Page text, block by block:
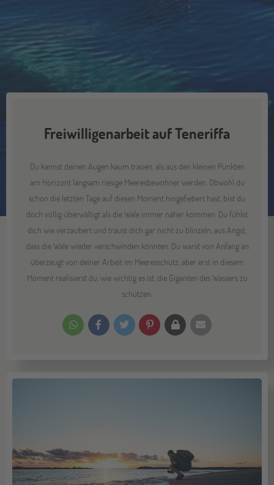
Freiwilligenarbeit auf Teneriffa
Du kannst deinen Augen kaum trauen, als aus den kleinen Punkten
am Horizont langsam riesige Meeresbewohner werden. Obwohl du
schon die letzten Tage auf diesen Moment hingefiebert hast, bist du
doch völlig überwältigt als die Wale immer näher kommen. Du fühlst
dich wie verzaubert und traust dich gar nicht zu blinzeln, aus Angst,
dass die Wale wieder verschwinden könnten. Du warst von Anfang an
überzeugt von deiner Arbeit im Meeresschutz, aber erst in diesem
Moment realisierst du, wie wichtig es ist, die Giganten des Wassers zu
schützen.